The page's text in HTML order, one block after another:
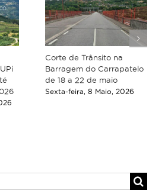
Corte de Trânsito na
Barragem do Carrapatelo
de 18 a 22 de maio
Sexta-feira, 8 Maio, 2026